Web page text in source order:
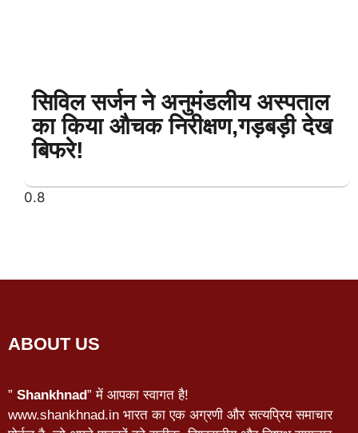
सिविल सर्जन ने अनुमंडलीय अस्पताल
का किया औचक निरीक्षण,गड़बड़ी देख
बिफरे!
ABOUT US
” Shankhnad” में आपका स्वागत है!
www.shankhnad.in भारत का एक अग्रणी और सत्यप्रिय समाचार